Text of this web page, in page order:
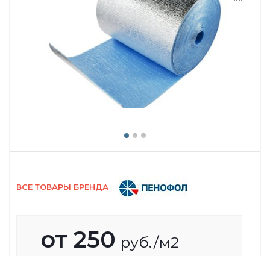
ВСЕ ТОВАРЫ БРЕНДА
от 250 руб./м2